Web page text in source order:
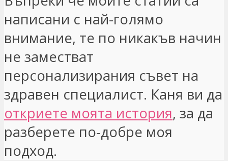
написани с най-голямо
внимание, те по никакъв начин
не заместват
персонализирания съвет на
здравен специалист. Каня ви да
откриете моята история, за да
разберете по-добре моя
подход.